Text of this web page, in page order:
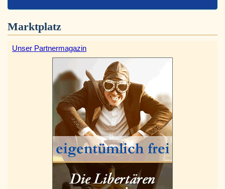
Marktplatz
Unser Partnermagazin